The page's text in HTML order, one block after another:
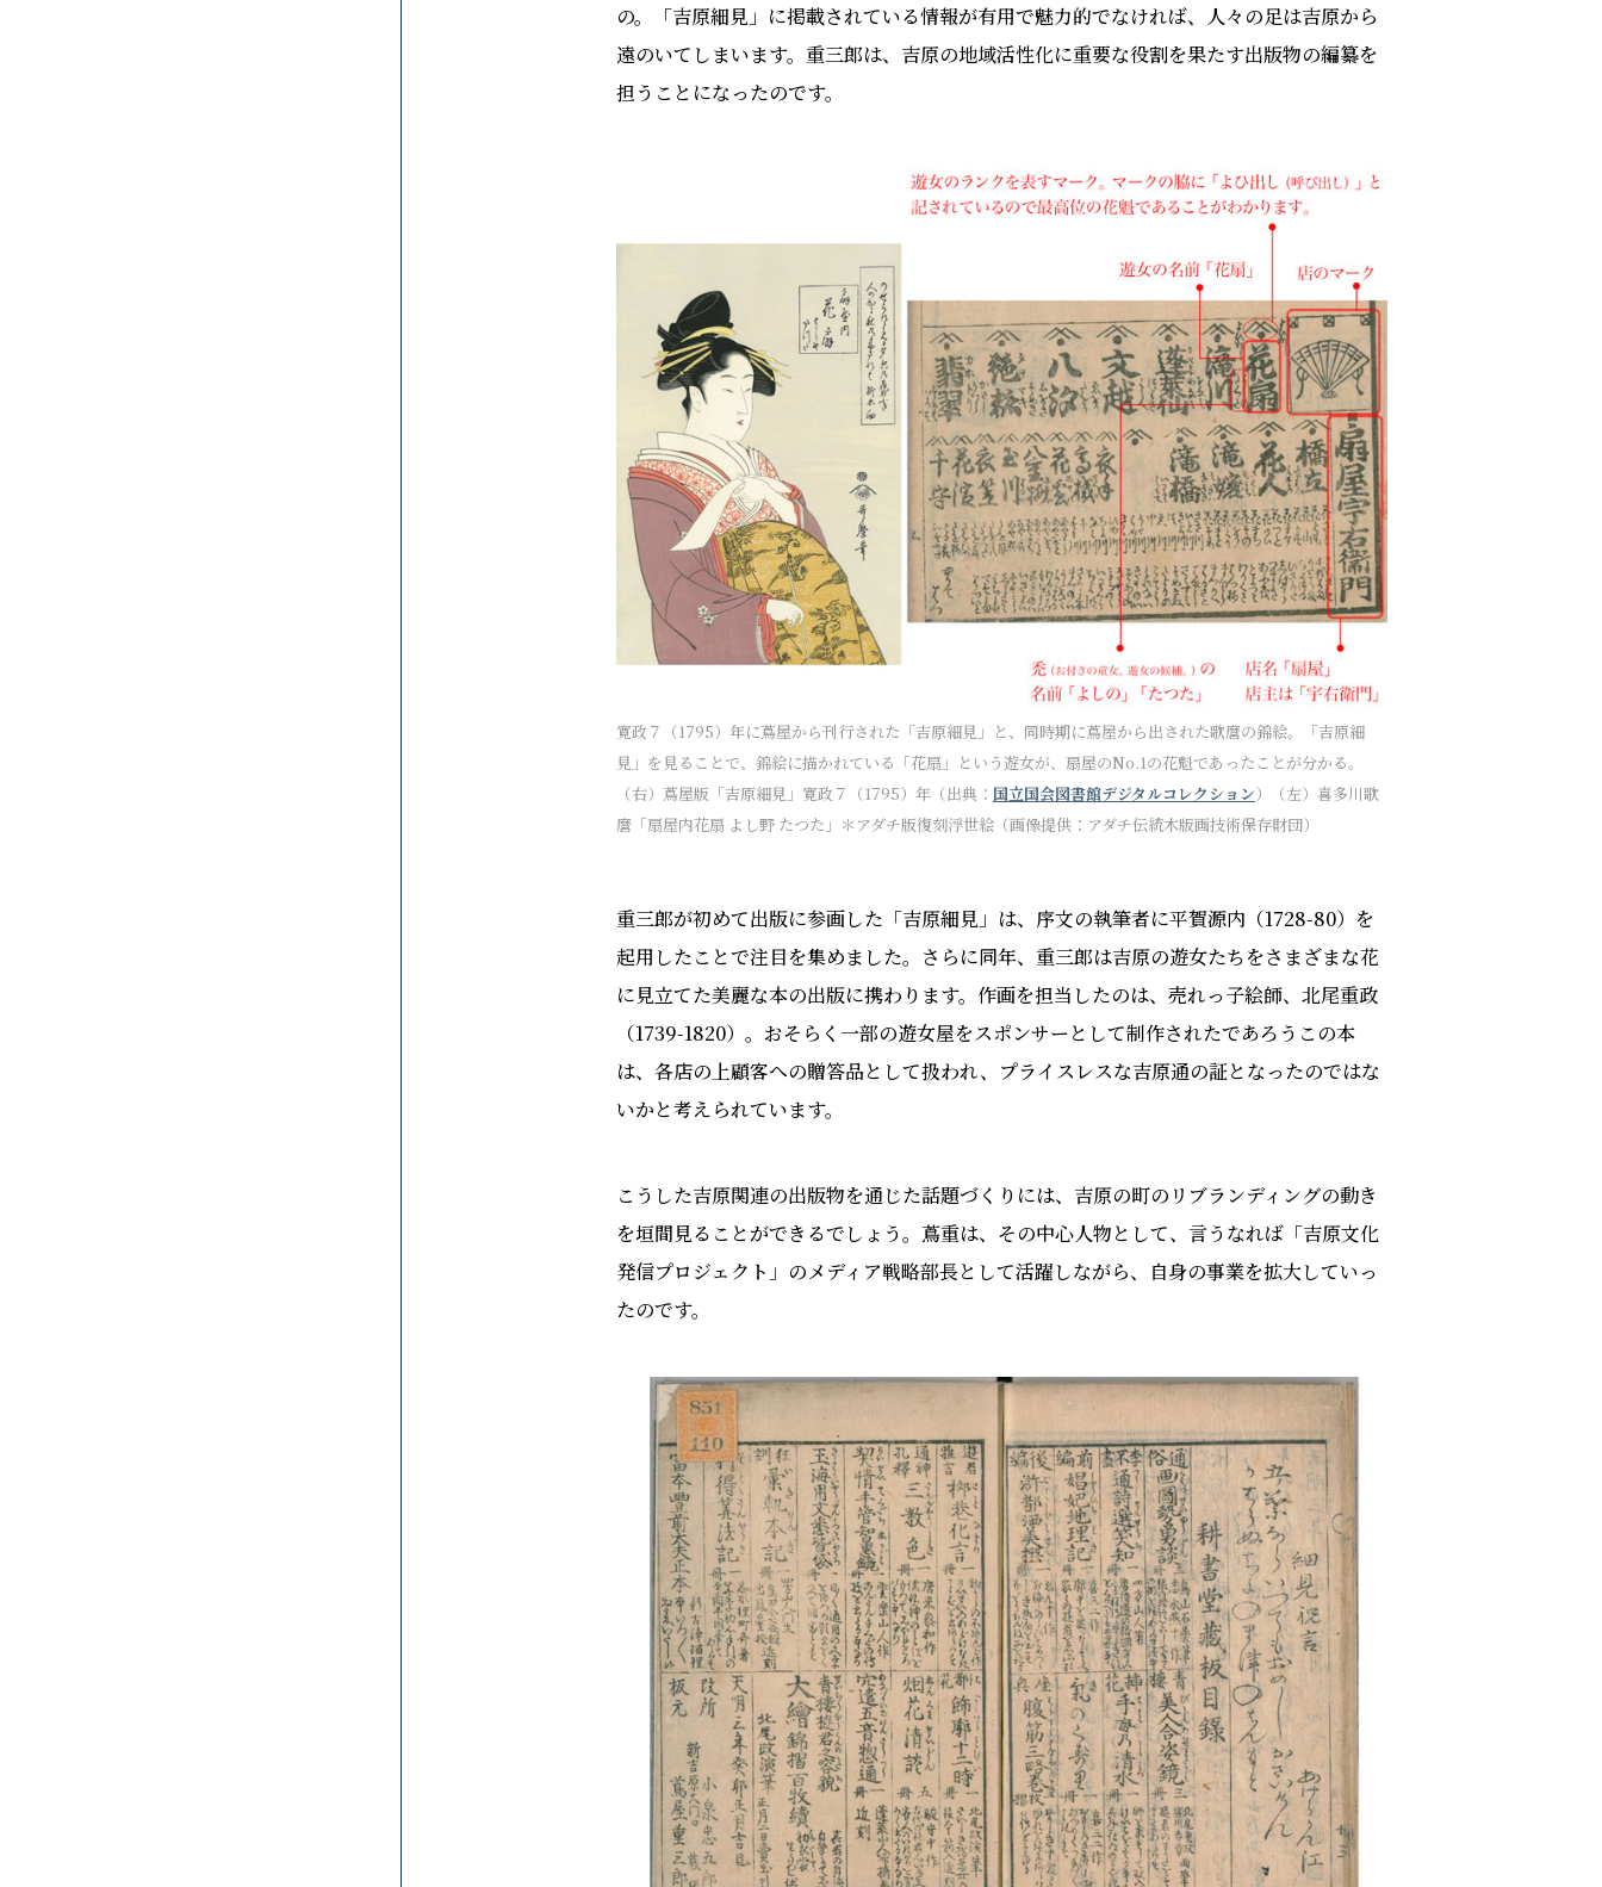
の。「吉原細見」に掲載されている情報が有用で魅力的でなければ、人々の足は吉原から
遠のいてしまいます。重三郎は、吉原の地域活性化に重要な役割を果たす出版物の編纂を
担うことになったのです。
寛政７（1795）年に蔦屋から刊行された「吉原細見」と、同時期に蔦屋から出された歌麿の錦絵。「吉原細
見」を見ることで、錦絵に描かれている「花扇」という遊女が、扇屋のNo.1の花魁であったことが分かる。
（右）蔦屋版「吉原細見」寛政７（1795）年（出典： 国立国会図書館デジタルコレクション）（左）喜多川歌
麿「扇屋内花扇 よし野 たつた」＊アダチ版復刻浮世絵（画像提供：アダチ伝統木版画技術保存財団）
重三郎が初めて出版に参画した「吉原細見」は、序文の執筆者に平賀源内（1728-80）を
起用したことで注目を集めました。さらに同年、重三郎は吉原の遊女たちをさまざまな花
に見立てた美麗な本の出版に携わります。作画を担当したのは、売れっ子絵師、北尾重政
（1739-1820）。おそらく一部の遊女屋をスポンサーとして制作されたであろうこの本
は、各店の上顧客への贈答品として扱われ、プライスレスな吉原通の証となったのではな
いかと考えられています。
こうした吉原関連の出版物を通じた話題づくりには、吉原の町のリブランディングの動き
を垣間見ることができるでしょう。蔦重は、その中心人物として、言うなれば「吉原文化
発信プロジェクト」のメディア戦略部長として活躍しながら、自身の事業を拡大していっ
たのです。